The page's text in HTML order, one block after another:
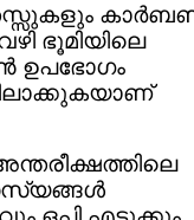
ഭൂമിയിലെ
ഉപഭോഗം